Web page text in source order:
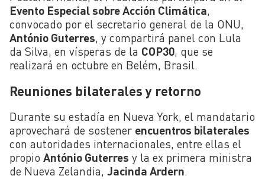
Evento Especial sobre Acción Climática,
convocado por el secretario general de la ONU,
António Guterres, y compartirá panel con Lula
da Silva, en vísperas de la COP30, que se
realizará en octubre en Belém, Brasil.
Reuniones bilaterales y retorno
Durante su estadía en Nueva York, el mandatario
aprovechará de sostener encuentros bilaterales
con autoridades internacionales, entre ellas el
propio António Guterres y la ex primera ministra
de Nueva Zelandia, Jacinda Ardern.